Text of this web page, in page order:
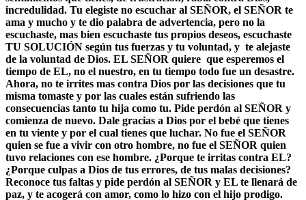
incredulidad. Tu elegiste no escuchar al SEÑOR, el SEÑOR te
ama y mucho y te dio palabra de advertencia, pero no la
escuchaste, mas bien escuchaste tus propios deseos, escuchaste
TU SOLUCIÓN según tus fuerzas y tu voluntad, y te alejaste
de la voluntad de Dios. EL SEÑOR quiere que esperemos el
tiempo de EL, no el nuestro, en tu tiempo todo fue un desastre.
Ahora, no te irrites mas contra Dios por las decisiones que tu
misma tomaste y por las cuales están sufriendo las
consecuencias tanto tu hija como tu. Pide perdón al SEÑOR y
comienza de nuevo. Dale gracias a Dios por el bebé que tienes
en tu viente y por el cual tienes que luchar. No fue el SEÑOR
quien se fue a vivir con otro hombre, no fue el SEÑOR quien
tuvo relaciones con ese hombre. ¿Porque te irritas contra EL?
¿Porque culpas a Dios de tus errores, de tus malas decisiones?
Reconoce tus faltas y pide perdón al SEÑOR y EL te llenará de
paz, y te acogerá con amor, como lo hizo con el hijo prodigo.